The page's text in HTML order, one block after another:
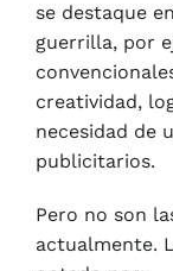
se destaque
guerrilla, por
creatividad,
necesidad de
publicitarios.
Pero no son
actualmente.